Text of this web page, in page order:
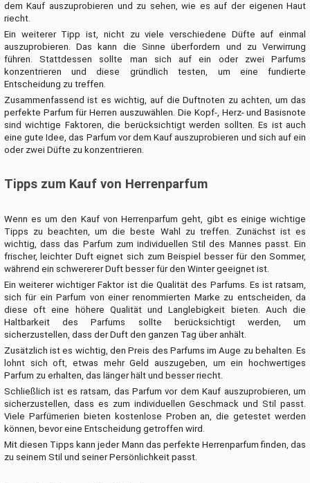
dem Kauf auszuprobieren und zu sehen, wie es auf der eigenen Haut
riecht.
Ein weiterer Tipp ist, nicht zu viele verschiedene Düfte auf einmal
auszuprobieren. Das kann die Sinne überfordern und zu Verwirrung
führen. Stattdessen sollte man sich auf ein oder zwei Parfums
konzentrieren und diese gründlich testen, um eine fundierte
Entscheidung zu treffen.
Zusammenfassend ist es wichtig, auf die Duftnoten zu achten, um das
perfekte Parfum für Herren auszuwählen. Die Kopf-, Herz- und Basisnote
sind wichtige Faktoren, die berücksichtigt werden sollten. Es ist auch
eine gute Idee, das Parfum vor dem Kauf auszuprobieren und sich auf ein
oder zwei Düfte zu konzentrieren.
Tipps zum Kauf von Herrenparfum
Wenn es um den Kauf von Herrenparfum geht, gibt es einige wichtige
Tipps zu beachten, um die beste Wahl zu treffen. Zunächst ist es
wichtig, dass das Parfum zum individuellen Stil des Mannes passt. Ein
frischer, leichter Duft eignet sich zum Beispiel besser für den Sommer,
während ein schwererer Duft besser für den Winter geeignet ist.
Ein weiterer wichtiger Faktor ist die Qualität des Parfums. Es ist ratsam,
sich für ein Parfum von einer renommierten Marke zu entscheiden, da
diese oft eine höhere Qualität und Langlebigkeit bieten. Auch die
Haltbarkeit des Parfums sollte berücksichtigt werden, um
sicherzustellen, dass der Duft den ganzen Tag über anhält.
Zusätzlich ist es wichtig, den Preis des Parfums im Auge zu behalten. Es
lohnt sich oft, etwas mehr Geld auszugeben, um ein hochwertiges
Parfum zu erhalten, das länger hält und besser riecht.
Schließlich ist es ratsam, das Parfum vor dem Kauf auszuprobieren, um
sicherzustellen, dass es zum individuellen Geschmack und Stil passt.
Viele Parfümerien bieten kostenlose Proben an, die getestet werden
können, bevor eine Entscheidung getroffen wird.
Mit diesen Tipps kann jeder Mann das perfekte Herrenparfum finden, das
zu seinem Stil und seiner Persönlichkeit passt.